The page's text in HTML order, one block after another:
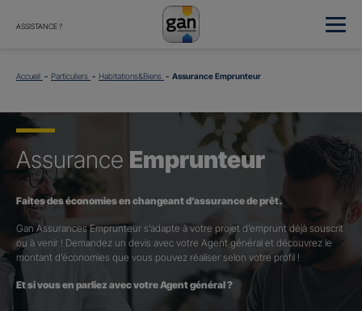
ASSISTANCE ?
Accueil Particuliers Habitations&Biens Assurance Emprunteur
Assurance Emprunteur
Faites des économies en changeant d’assurance de prêt.
Gan Assurances Emprunteur s’adapte à votre projet d’emprunt déjà souscrit
ou à venir ! Demandez un devis avec votre Agent général et découvrez le
montant d’économies que vous pouvez réaliser selon votre profil !
Et si vous en parliez avec votre Agent général ?